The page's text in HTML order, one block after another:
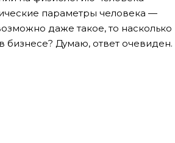
параметры человека —
даже такое, то насколько
бизнесе? Думаю, ответ очевиден.